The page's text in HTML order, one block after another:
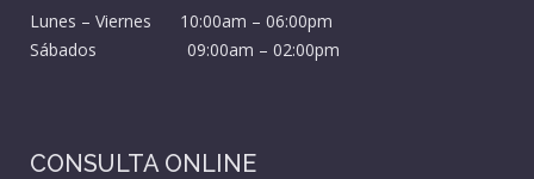
Lunes – Viernes 10:00am – 06:00pm
Sábados 09:00am – 02:00pm
CONSULTA ONLINE